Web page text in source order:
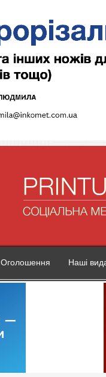
Оголошення Наші